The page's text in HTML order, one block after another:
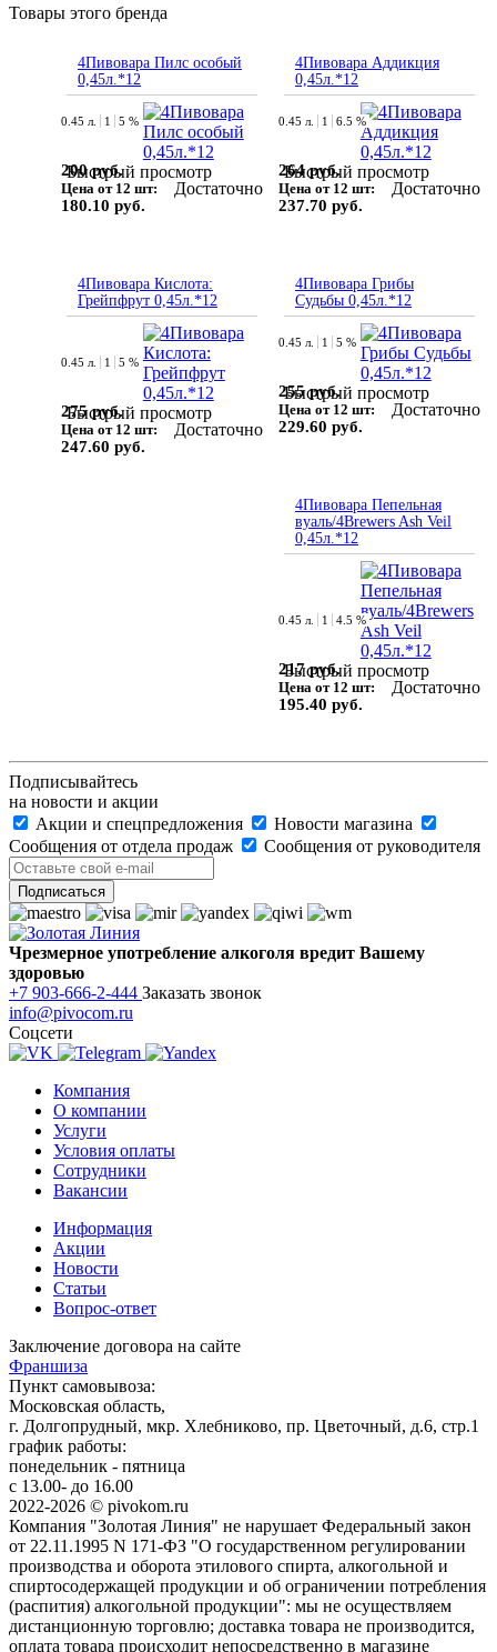
Товары этого бренда
4Пивовара Пилс особый
0,45л.*12
Быстрый просмотр
0.45 л. 1 5 %
200 руб.
Цена от 12 шт:
180.10 руб.
Достаточно
4Пивовара Аддикция
0,45л.*12
Быстрый просмотр
0.45 л. 1 6.5 %
264 руб.
Цена от 12 шт:
237.70 руб.
Достаточно
4Пивовара Кислота:
Грейпфрут 0,45л.*12
Быстрый просмотр
0.45 л. 1 5 %
275 руб.
Цена от 12 шт:
247.60 руб.
Достаточно
4Пивовара Грибы
Судьбы 0,45л.*12
Быстрый просмотр
0.45 л. 1 5 %
255 руб.
Цена от 12 шт:
229.60 руб.
Достаточно
4Пивовара Пепельная
вуаль/4Brewers Ash Veil
0,45л.*12
Быстрый просмотр
0.45 л. 1 4.5 %
217 руб.
Цена от 12 шт:
195.40 руб.
Достаточно
Подписывайтесь
на новости и акции
Акции и спецпредложения
Новости магазина
Сообщения от отдела продаж
Сообщения от руководителя
Чрезмерное употребление алкоголя вредит Вашему
здоровью
+7 903-666-2-444 Заказать звонок
info@pivocom.ru
Соцсети
Компания
О компании
Услуги
Условия оплаты
Сотрудники
Вакансии
Информация
Акции
Новости
Статьи
Вопрос-ответ
Заключение договора на сайте
Франшиза
Пункт самовывоза:
Московская область,
г. Долгопрудный, мкр. Хлебниково, пр. Цветочный, д.6, стр.1
график работы:
понедельник - пятница
с 13.00- до 16.00
2022-2026 © pivokom.ru
Компания "Золотая Линия" не нарушает Федеральный закон
от 22.11.1995 N 171-ФЗ "О государственном регулировании
производства и оборота этилового спирта, алкогольной и
спиртосодержащей продукции и об ограничении потребления
(распития) алкогольной продукции": мы не осуществляем
дистанционную торговлю; доставка товара не производится,
оплата товара происходит непосредственно в магазине